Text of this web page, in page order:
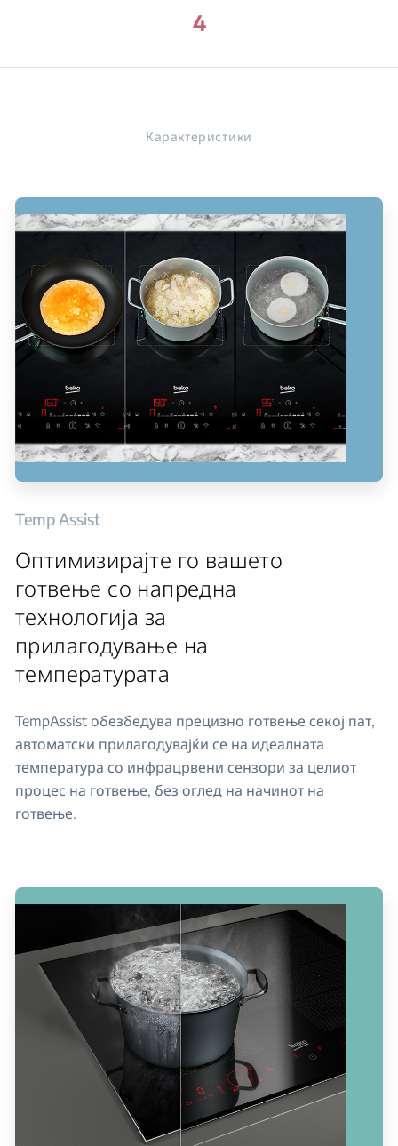
4
Карактеристики
Temp Assist
Оптимизирајте го вашето
готвење со напредна
технологија за
прилагодување на
температурата
TempAssist обезбедува прецизно готвење секој пат,
автоматски прилагодувајќи се на идеалната
температура со инфрацрвени сензори за целиот
процес на готвење, без оглед на начинот на
готвење.